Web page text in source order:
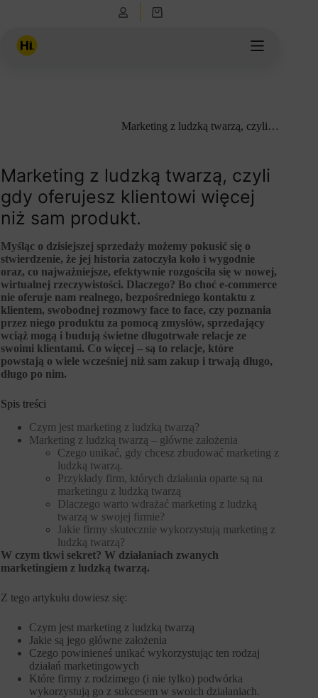
Koszyk
Marketing z ludzką twarzą, czyli…
Marketing z ludzką twarzą, czyli
gdy oferujesz klientowi więcej
niż sam produkt.
Myśląc o dzisiejszej sprzedaży możemy pokusić się o
stwierdzenie, że jej historia zatoczyła koło i wygodnie
oraz, co najważniejsze, efektywnie rozgościła się w nowej,
wirtualnej rzeczywistości. Dlaczego? Bo choć e-commerce
nie oferuje nam realnego, bezpośredniego kontaktu z
klientem, swobodnej rozmowy face to face, czy poznania
przez niego produktu za pomocą zmysłów, sprzedający
wciąż mogą i budują świetne długotrwałe relacje ze
swoimi klientami. Co więcej – są to relacje, które
powstają o wiele wcześniej niż sam zakup i trwają długo,
długo po nim.
Spis treści
Czym jest marketing z ludzką twarzą?
Marketing z ludzką twarzą – główne założenia
Czego unikać, gdy chcesz zbudować marketing z
ludzką twarzą.
Przykłady firm, których działania oparte są na
marketingu z ludzką twarzą
Dlaczego warto wdrażać marketing z ludzką
twarzą w swojej firmie?
Jakie firmy skutecznie wykorzystują marketing z
ludzką twarzą?
W czym tkwi sekret? W działaniach zwanych
marketingiem z ludzką twarzą.
Z tego artykułu dowiesz się:
Czym jest marketing z ludzką twarzą
Jakie są jego główne założenia
Czego powinieneś unikać wykorzystując ten rodzaj
działań marketingowych
Które firmy z rodzimego (i nie tylko) podwórka
wykorzystują go z sukcesem w swoich działaniach.